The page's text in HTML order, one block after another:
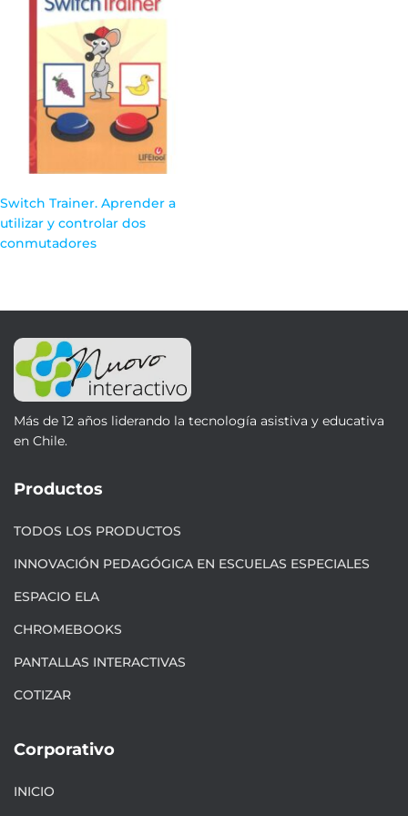
Switch Trainer. Aprender a
utilizar y controlar dos
conmutadores
Más de 12 años liderando la tecnología asistiva y educativa
en Chile.
Productos
TODOS LOS PRODUCTOS
INNOVACIÓN PEDAGÓGICA EN ESCUELAS ESPECIALES
ESPACIO ELA
CHROMEBOOKS
PANTALLAS INTERACTIVAS
COTIZAR
Corporativo
INICIO